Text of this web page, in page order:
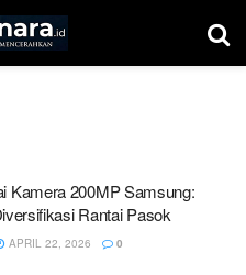
Kamera 200MP Samsung:
Rantai Pasok
APRIL 22, 2026 0